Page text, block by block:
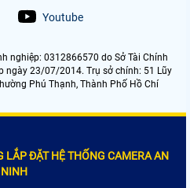
Youtube
nghiệp: 0312866570 do Sở Tài Chính
ngày 23/07/2014. Trụ sở chính: 51 Lũy
Phú Thạnh, Thành Phố Hồ Chí
LẮP ĐẶT HỆ THỐNG CAMERA AN
NINH